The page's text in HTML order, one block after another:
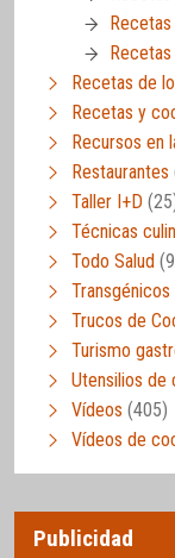
Recetas de
Recetas y
Recursos en
Restaurantes
Taller I+D
Técnicas
Todo Salud
Transgénicos
Trucos de
Turismo
Utensilios de
Vídeos (405)
Vídeos de
Publicidad